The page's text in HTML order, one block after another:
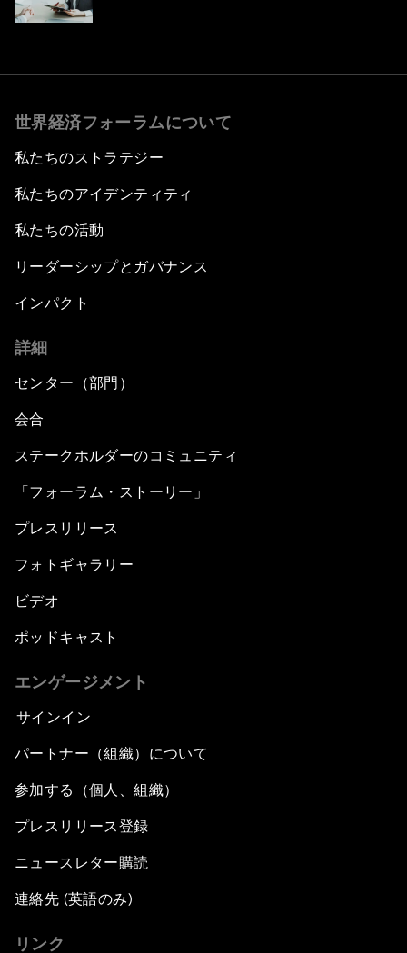
世界経済フォーラムについて
私たちのストラテジー
私たちのアイデンティティ
私たちの活動
リーダーシップとガバナンス
インパクト
詳細
センター（部門）
会合
ステークホルダーのコミュニティ
「フォーラム・ストーリー」
プレスリリース
フォトギャラリー
ビデオ
ポッドキャスト
エンゲージメント
サインイン
パートナー（組織）について
参加する（個人、組織）
プレスリリース登録
ニュースレター購読
連絡先 (英語のみ)
リンク